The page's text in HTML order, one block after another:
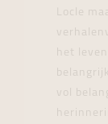
Locle
het
vol